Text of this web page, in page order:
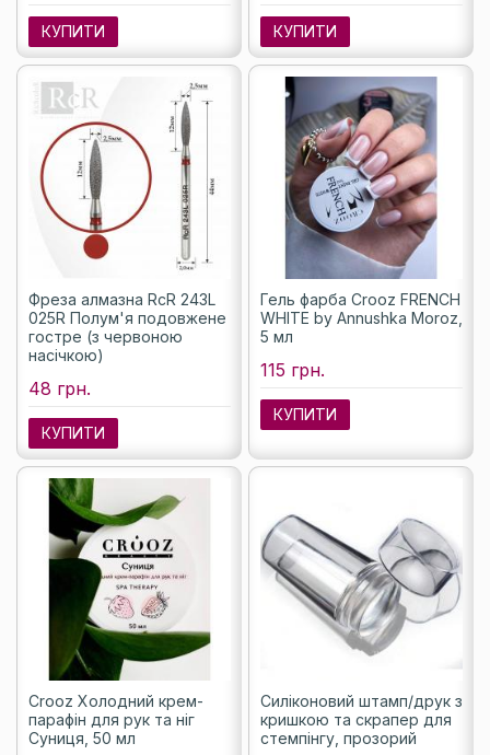
КУПИТИ КУПИТИ
Фреза алмазна RcR 243L
025R Полум'я подовжене
гостре (з червоною
насічкою)
48 грн.
КУПИТИ
Гель фарба Crooz FRENCH
WHITE by Annushka Moroz,
5 мл
115 грн.
КУПИТИ
Crooz Холодний крем-
парафін для рук та ніг
Суниця, 50 мл
Силіконовий штамп/друк з
кришкою та скрапер для
стемпінгу, прозорий